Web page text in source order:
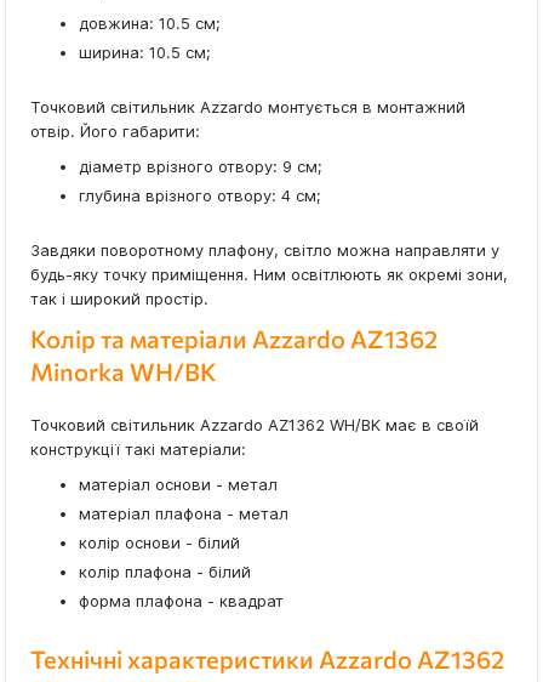
довжина: 10.5 см;
ширина: 10.5 см;
Точковий світильник Azzardo монтується в монтажний
отвір. Його габарити:
діаметр врізного отвору: 9 см;
глубина врізного отвору: 4 см;
Завдяки поворотному плафону, світло можна направляти у
будь-яку точку приміщення. Ним освітлюють як окремі зони,
так і широкий простір.
Колір та матеріали Azzardo AZ1362
Minorka WH/BK
Точковий світильник Azzardo AZ1362 WH/BK має в своїй
конструкції такі матеріали:
матеріал основи - метал
матеріал плафона - метал
колір основи - білий
колір плафона - білий
форма плафона - квадрат
Технічні характеристики Azzardo AZ1362